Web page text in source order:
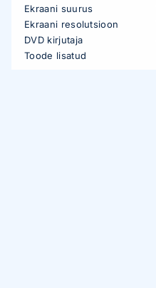
Ekraani suurus
Ekraani resolutsioon
DVD kirjutaja
Toode lisatud